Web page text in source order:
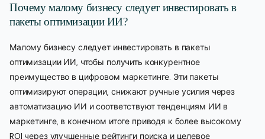
Почему малому бизнесу следует инвестировать в
пакеты оптимизации ИИ?
Малому бизнесу следует инвестировать в пакеты
оптимизации ИИ, чтобы получить конкурентное
преимущество в цифровом маркетинге. Эти пакеты
оптимизируют операции, снижают ручные усилия через
автоматизацию ИИ и соответствуют тенденциям ИИ в
маркетинге, в конечном итоге приводя к более высокому
ROI через улучшенные рейтинги поиска и целевое